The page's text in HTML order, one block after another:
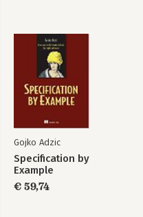
Gojko Adzic
Specification by
Example
€ 59,74